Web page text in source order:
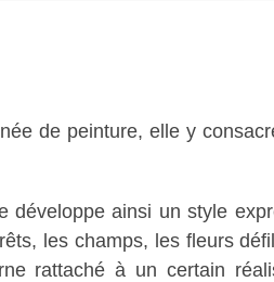
de peinture, elle y
ainsi un style
les champs, les fleurs
rattaché à un certain